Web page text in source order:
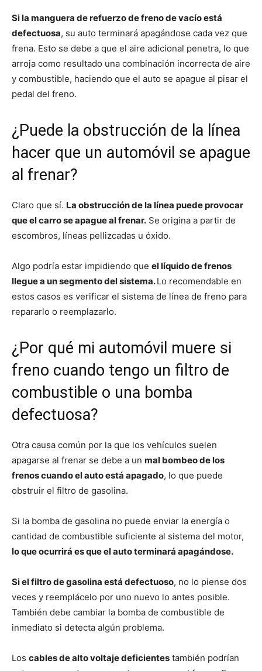
Si la manguera de refuerzo de freno de vacío está
defectuosa, su auto terminará apagándose cada vez que
frena. Esto se debe a que el aire adicional penetra, lo que
arroja como resultado una combinación incorrecta de aire
y combustible, haciendo que el auto se apague al pisar el
pedal del freno.
¿Puede la obstrucción de la línea
hacer que un automóvil se apague
al frenar?
Claro que sí. La obstrucción de la línea puede provocar
que el carro se apague al frenar. Se origina a partir de
escombros, líneas pellizcadas u óxido.
Algo podría estar impidiendo que el líquido de frenos
llegue a un segmento del sistema.Lo recomendable en
estos casos es verificar el sistema de línea de freno para
repararlo o reemplazarlo.
¿Por qué mi automóvil muere si
freno cuando tengo un filtro de
combustible o una bomba
defectuosa?
Otra causa común por la que los vehículos suelen
apagarse al frenar se debe a un mal bombeo de los
frenos cuando el auto está apagado, lo que puede
obstruir el filtro de gasolina.
Si la bomba de gasolina no puede enviar la energía o
cantidad de combustible suficiente al sistema del motor,
lo que ocurrirá es que el auto terminará apagándose.
Si el filtro de gasolina está defectuoso, no lo piense dos
veces y reemplácelo por uno nuevo lo antes posible.
También debe cambiar la bomba de combustible de
inmediato si detecta algún problema.
Los cables de alto voltaje deficientes también podrían